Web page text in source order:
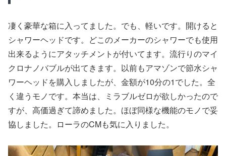
凄く豪華な箱に入ってました。でも、軽いです。開けると
シャワーヘッドです。どこのメーカーのシャワーでも使用
出来るようにアタッチメントが付いてます。流行りのマイ
クロナノバブルが出てきます。以前もアマゾンで節水シャ
ワーヘッドを購入しましたが、金額が10分の1でした。全
く違うモノです。本当は、ミラブルゼロが欲しかったので
すが、高価過ぎて諦めました。ほぼ同様な機能のモノで妥
協しました。ローラのCMも気に入りました。